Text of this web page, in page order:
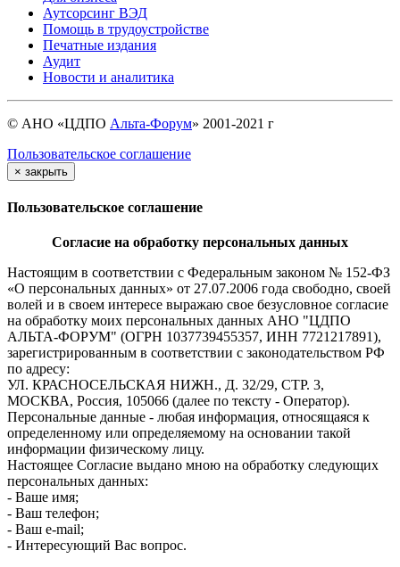
Аутсорсинг ВЭД
Помощь в трудоустройстве
Печатные издания
Аудит
Новости и аналитика
© АНО «ЦДПО Альта-Форум» 2001-2021 г
Пользовательское соглашение
× закрыть
Пользовательское соглашение
Согласие на обработку персональных данных
Настоящим в соответствии с Федеральным законом № 152-ФЗ
«О персональных данных» от 27.07.2006 года свободно, своей
волей и в своем интересе выражаю свое безусловное согласие
на обработку моих персональных данных АНО "ЦДПО
АЛЬТА-ФОРУМ" (ОГРН 1037739455357, ИНН 7721217891),
зарегистрированным в соответствии с законодательством РФ
по адресу:
УЛ. КРАСНОСЕЛЬСКАЯ НИЖН., Д. 32/29, СТР. 3,
МОСКВА, Россия, 105066 (далее по тексту - Оператор).
Персональные данные - любая информация, относящаяся к
определенному или определяемому на основании такой
информации физическому лицу.
Настоящее Согласие выдано мною на обработку следующих
персональных данных:
- Ваше имя;
- Ваш телефон;
- Ваш e-mail;
- Интересующий Вас вопрос.